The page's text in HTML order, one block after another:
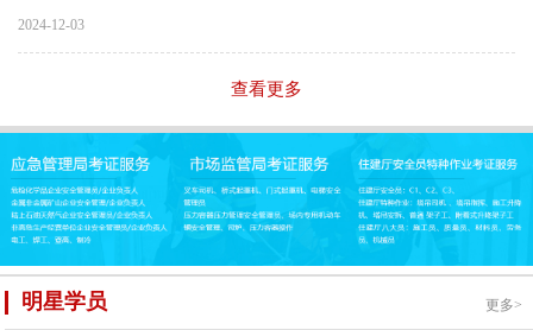
2024-12-03
查看更多
明星学员 更多>